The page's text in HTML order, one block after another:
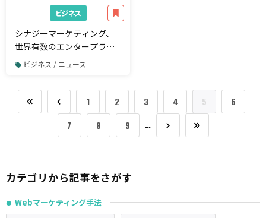
ビジネス
シナジーマーケティング、
世界有数のエンタープライ
ズクラウドマーケットプレ
イスであるSalesforce
「Synergy!LEAD」の更新を
発表
ビジネス / ニュース
1 2 3 4 5
6
7
8 9 …
カテゴリから記事をさがす
● Webマーケティング手法